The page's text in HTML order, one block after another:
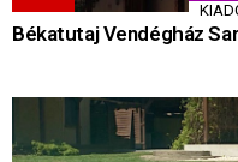
Békatutaj Vendégház